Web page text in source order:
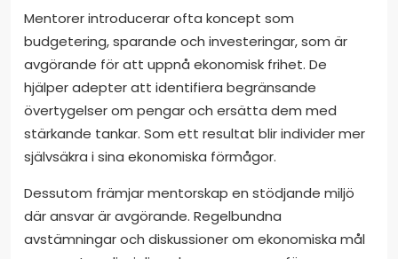
Mentorer introducerar ofta koncept som
budgetering, sparande och investeringar, som är
avgörande för att uppnå ekonomisk frihet. De
hjälper adepter att identifiera begränsande
övertygelser om pengar och ersätta dem med
stärkande tankar. Som ett resultat blir individer mer
självsäkra i sina ekonomiska förmågor.
Dessutom främjar mentorskap en stödjande miljö
där ansvar är avgörande. Regelbundna
avstämningar och diskussioner om ekonomiska mål